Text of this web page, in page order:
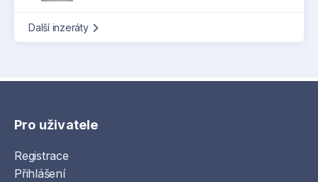
Další inzeráty
Pro uživatele
Registrace
Přihlášení